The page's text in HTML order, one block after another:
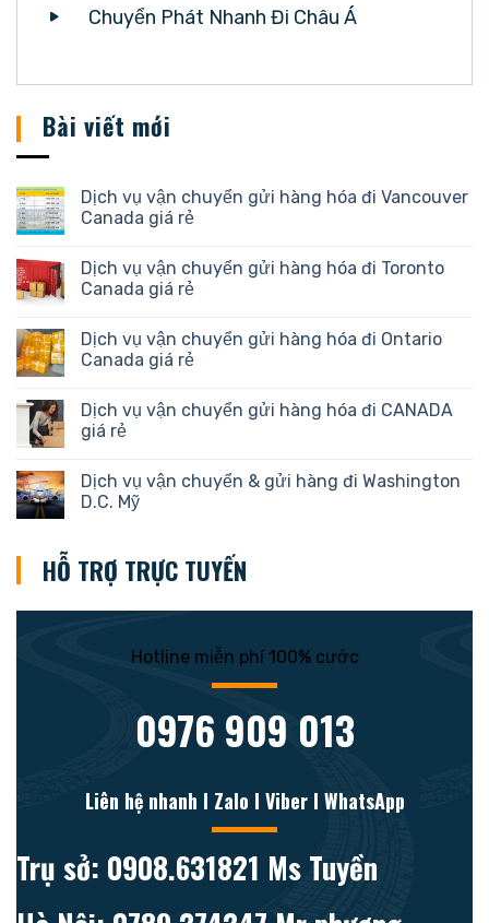
Chuyển Phát Nhanh Đi Châu Á
Bài viết mới
Dịch vụ vận chuyển gửi hàng hóa đi Vancouver
Canada giá rẻ
Dịch vụ vận chuyển gửi hàng hóa đi Toronto
Canada giá rẻ
Dịch vụ vận chuyển gửi hàng hóa đi Ontario
Canada giá rẻ
Dịch vụ vận chuyển gửi hàng hóa đi CANADA
giá rẻ
Dịch vụ vận chuyển & gửi hàng đi Washington
D.C. Mỹ
HỖ TRỢ TRỰC TUYẾN
Hotline miễn phí 100% cước
0976 909 013
Liên hệ nhanh l Zalo l Viber l WhatsApp
Trụ sở: 0908.631821 Ms Tuyền